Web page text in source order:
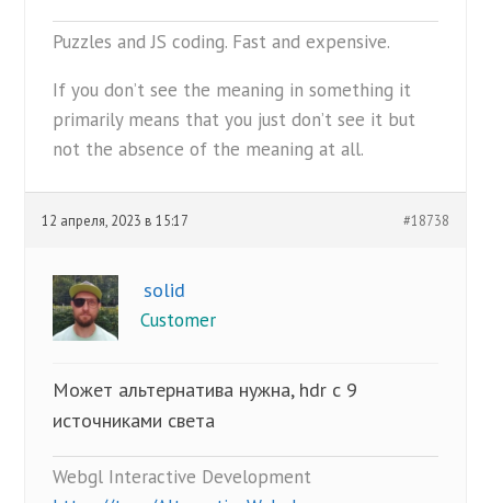
Puzzles and JS coding. Fast and expensive.
If you don’t see the meaning in something it
primarily means that you just don’t see it but
not the absence of the meaning at all.
12 апреля, 2023 в 15:17 #18738
solid
Customer
Может альтернатива нужна, hdr с 9
источниками света
Webgl Interactive Development